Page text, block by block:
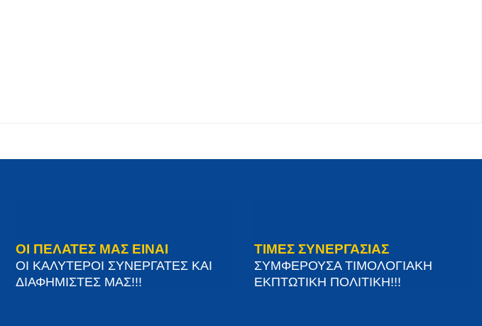
ΟΙ ΠΕΛΑΤΕΣ ΜΑΣ ΕΙΝΑΙ
ΟΙ ΚΑΛΥΤΕΡΟΙ ΣΥΝΕΡΓΑΤΕΣ ΚΑΙ
ΔΙΑΦΗΜΙΣΤΕΣ ΜΑΣ!!!
ΤΙΜΕΣ ΣΥΝΕΡΓΑΣΙΑΣ
ΣΥΜΦΕΡΟΥΣΑ ΤΙΜΟΛΟΓΙΑΚΗ
ΕΚΠΤΩΤΙΚΗ ΠΟΛΙΤΙΚΗ!!!